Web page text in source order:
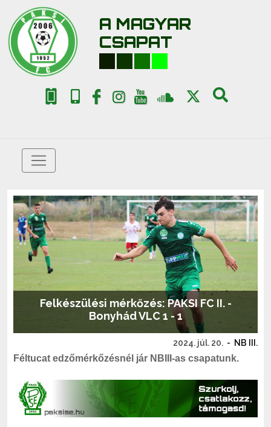
A MAGYAR
CSAPAT
Felkészülési mérkőzés: PAKSI FC II. -
Bonyhád VLC 1 - 1
2024. júl. 20. - NB III.
Féltucat edzőmérkőzésnél jár NBIII-as csapatunk.